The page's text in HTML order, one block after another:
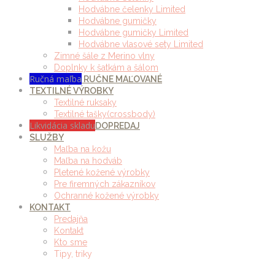
Hodvábne čelenky Limited
Hodvábne gumičky
Hodvábne gumičky Limited
Hodvábne vlasové sety Limited
Zimné šále z Merino vlny
Doplnky k šatkám a šálom
Ručná maľba RUČNE MAĽOVANÉ
TEXTILNÉ VÝROBKY
Textilné ruksaky
Textilné tašky(crossbody)
Likvidácia skladuDOPREDAJ
SLUŽBY
Maľba na kožu
Maľba na hodváb
Pletené kožené výrobky
Pre firemných zákazníkov
Ochranné kožené výrobky
KONTAKT
Predajňa
Kontakt
Kto sme
Tipy, triky